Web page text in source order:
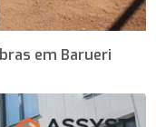
em Barueri